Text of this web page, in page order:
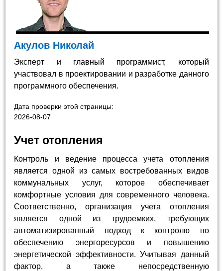
Акулов Николай
Эксперт и главный программист, который
участвовал в проектировании и разработке данного
программного обеспечения.
Дата проверки этой страницы:
2026-08-07
Учет отопления
Контроль и ведение процесса учета отопления
является одной из самых востребованных видов
коммунальных услуг, которое обеспечивает
комфортные условия для современного человека.
Соответственно, организация учета отопления
является одной из трудоемких, требующих
автоматизированный подход к контролю по
обеспечению энергоресурсов и повышению
энергетической эффективности. Учитывая данный
фактор, а также непосредственную